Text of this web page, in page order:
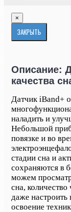
×
ЗАКРЫТЬ
Описание:
качества
Датчик iBand+
наладить и
Небольшой
повязке и во
стадии сна и
сохраняются в
можем
сна,
даже
освоение